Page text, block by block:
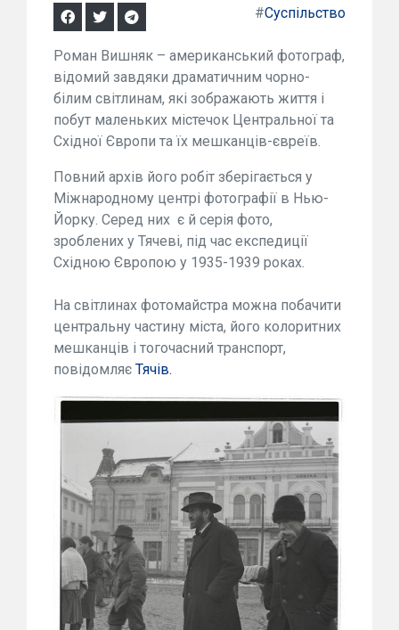
#Суспільство
Роман Вишняк – американський фотограф,
відомий завдяки драматичним чорно-
білим світлинам, які зображають життя і
побут маленьких містечок Центральної та
Східної Європи та їх мешканців-євреїв.
Повний архів його робіт зберігається у
Міжнародному центрі фотографії в Нью-
Йорку. Серед них є й серія фото,
зроблених у Тячеві, під час експедиції
Східною Європою у 1935-1939 роках.
На світлинах фотомайстра можна побачити
центральну частину міста, його колоритних
мешканців і тогочасний транспорт,
повідомляє Тячів.